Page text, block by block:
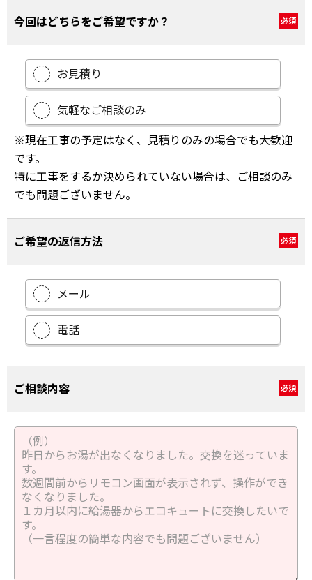
今回はどちらをご希望ですか？ 必須
お見積り
気軽なご相談のみ
※現在工事の予定はなく、見積りのみの場合でも大歓迎
です。
特に工事をするか決められていない場合は、ご相談のみ
でも問題ございません。
ご希望の返信方法 必須
メール
電話
ご相談内容 必須